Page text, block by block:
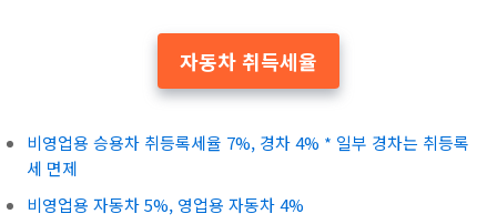
자동차 취득세율
비영업용 승용차 취등록세율 7%, 경차 4% * 일부 경차는 취등록
세 면제
비영업용 자동차 5%, 영업용 자동차 4%